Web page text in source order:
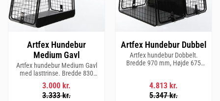
Artfex Hundebur
Medium Gavl
Artfex hundebur Medium Gavl
med lasttrinse. Bredde 830
mm, Højde 675 mm, Dybde 495
mm og vægt 20,1 kg.
3.000 kr.
3.333kr.
Artfex Hundebur Dubbel
Artfex hundebur Dobbelt.
Bredde 970 mm, Højde 675
4.813 kr.
5.347kr.